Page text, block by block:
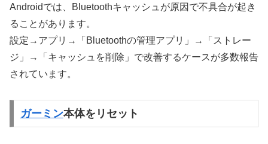
Androidでは、Bluetoothキャッシュが原因で不具合が起き
ることがあります。
設定→アプリ→「Bluetoothの管理アプリ」→「ストレー
ジ」→「キャッシュを削除」で改善するケースが多数報告
されています。
ガーミン本体をリセット